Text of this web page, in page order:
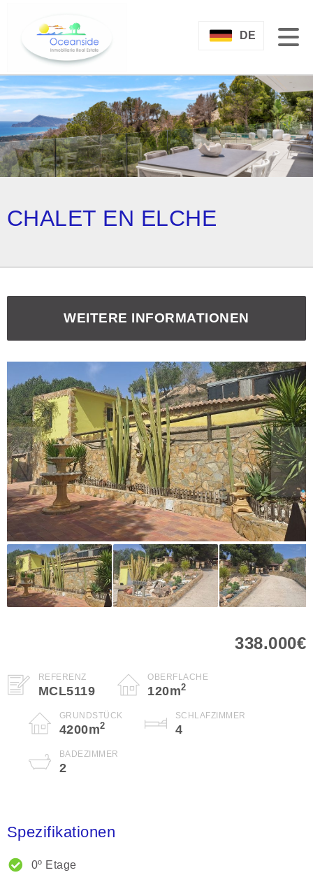
DE
CHALET EN ELCHE
WEITERE INFORMATIONEN
338.000€
REFERENZ
MCL5119
OBERFLÄCHE
120m2
GRUNDSTÜCK
4200m2
SCHLAFZIMMER
4
BADEZIMMER
2
Spezifikationen
0º Etage